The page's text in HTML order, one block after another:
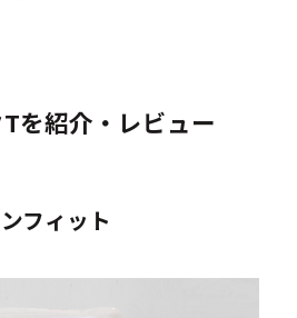
を紹介・レビュー
フィット